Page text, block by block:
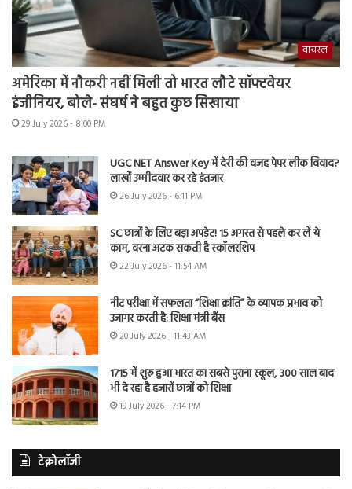
वायरल
अमेरिका में नौकरी नहीं मिली तो भारत लौटे सॉफ्टवेयर
इंजीनियर, बोले- संघर्ष ने बहुत कुछ सिखाया
29 July 2026 - 8:00 PM
UGC NET Answer Key में देरी की वजह पेपर लीक विवाद?
लाखों उम्मीदवार कर रहे इंतजार
26 July 2026 - 6:11 PM
SC छात्रों के लिए बड़ा अपडेट! 15 अगस्त से पहले कर लें ये
काम, वरना अटक सकती है स्कॉलरशिप
22 July 2026 - 11:54 AM
नीट परीक्षा में सफलता “शिक्षा क्रांति” के व्यापक प्रभाव को
उजागर करती है: शिक्षा मंत्री बैंस
20 July 2026 - 11:43 AM
1715 में शुरू हुआ भारत का सबसे पुराना स्कूल, 300 साल बाद
भी दे रहा है हजारों छात्रों को शिक्षा
19 July 2026 - 7:14 PM
टेक्नोलॉजी